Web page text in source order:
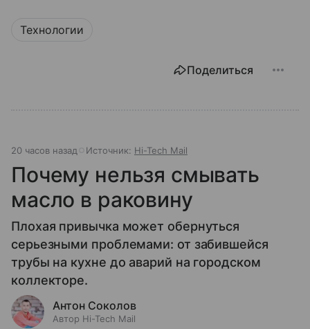
Технологии
Поделиться
20 часов назад Источник: Hi-Tech Mail
Почему нельзя смывать
масло в раковину
Плохая привычка может обернуться
серьезными проблемами: от забившейся
трубы на кухне до аварий на городском
коллекторе.
Антон Соколов
Автор Hi-Tech Mail